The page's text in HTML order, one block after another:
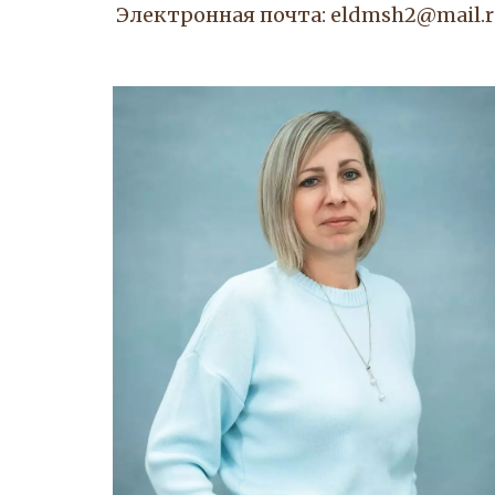
Электронная почта: